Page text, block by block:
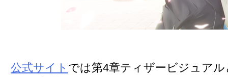
公式サイト では第4章ティザービジュア